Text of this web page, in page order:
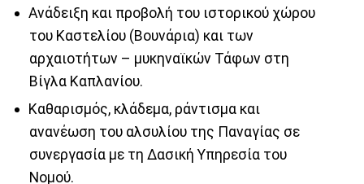
Ανάδειξη και προβολή του ιστορικού χώρου
του Καστελίου (Βουνάρια) και των
αρχαιοτήτων – μυκηναϊκών Τάφων στη
Βίγλα Καπλανίου.
Καθαρισμός, κλάδεμα, ράντισμα και
ανανέωση του αλσυλίου της Παναγίας σε
συνεργασία με τη Δασική Υπηρεσία του
Νομού.